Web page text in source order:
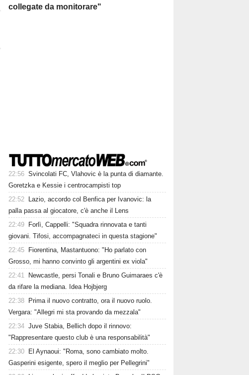
collegate da monitorare"
22:56 Svincolati FC, Vlahovic è la punta di diamante.
Goretzka e Kessie i centrocampisti top
22:52
Lazio, accordo col Benfica per Ivanovic: la
palla passa al giocatore, c'è anche il Lens
22:49
Forlì, Cappelli: "Squadra rinnovata e tanti
giovani. Tifosi, accompagnateci in questa stagione"
22:45
Fiorentina, Mastantuono: "Ho parlato con
Grosso, mi hanno convinto gli argentini ex viola"
22:41
Newcastle, persi Tonali e Bruno Guimaraes c'è
da rifare la mediana. Idea Hojbjerg
22:38
Prima il nuovo contratto, ora il nuovo ruolo.
Vergara: "Allegri mi sta provando da mezzala"
22:34 Juve Stabia, Bellich dopo il rinnovo:
"Rappresentare questo club è una responsabilità"
22:30
El Aynaoui: "Roma, sono cambiato molto.
Gasperini esigente, spero il meglio per Pellegrini"